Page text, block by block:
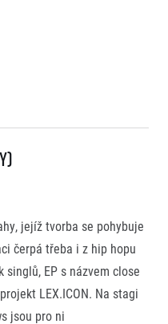
jejíž tvorba se pohybuje
čerpá třeba i z hip hopu
EP s názvem close
LEX.ICON. Na stagi
jsou pro ni